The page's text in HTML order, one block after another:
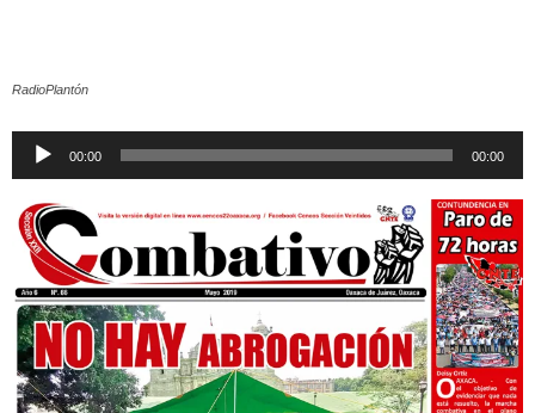
RadioPlantón
Reproductor
00:00 00:00